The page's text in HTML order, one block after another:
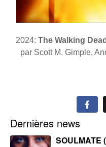
2024: The Walking
par Scott M. Gimple,
Dernières news
SOULMATE